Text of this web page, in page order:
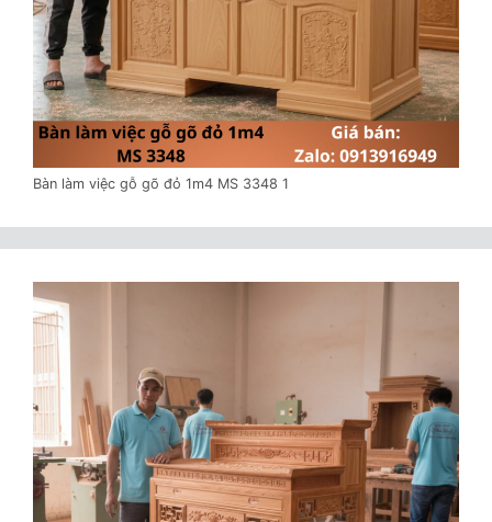
Bàn làm việc gỗ gõ đỏ 1m4 MS 3348 1